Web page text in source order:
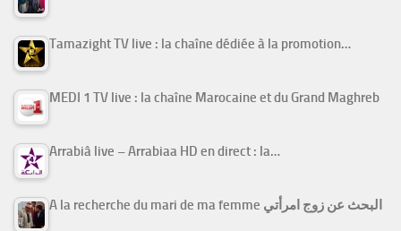
Tamazight TV live : la chaîne dédiée à la promotion…
MEDI 1 TV live : la chaîne Marocaine et du Grand Maghreb
Arrabiâ live – Arrabiaa HD en direct : la…
A la recherche du mari de ma femme البحث عن زوج امرأتي